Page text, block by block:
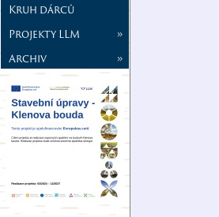
Kruh dárců
Projekty LLM
»
Archiv
»